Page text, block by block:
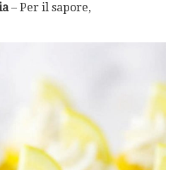
– Per il sapore,